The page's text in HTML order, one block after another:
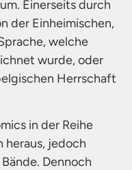
Einerseits durch
der Einheimischen,
welche
wurde, oder
Herrschaft
in der Reihe
heraus, jedoch
Dennoch